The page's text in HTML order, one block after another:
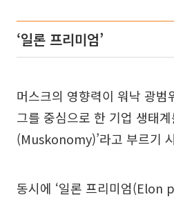
‘일론 프리미엄’
머스크의 영향력이 워낙 광범
그를 중심으로 한 기업 생태계
(Muskonomy)’라고 부르기
동시에 ‘일론 프리미엄(Elon